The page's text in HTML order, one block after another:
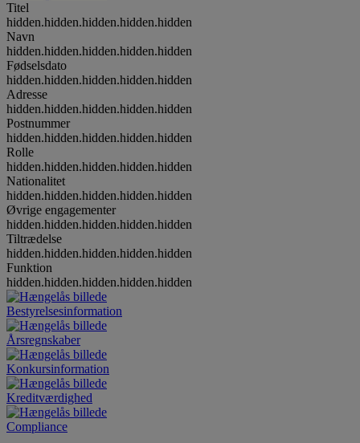
Titel
hidden.hidden.hidden.hidden.hidden
Navn
hidden.hidden.hidden.hidden.hidden
Fødselsdato
hidden.hidden.hidden.hidden.hidden
Adresse
hidden.hidden.hidden.hidden.hidden
Postnummer
hidden.hidden.hidden.hidden.hidden
Rolle
hidden.hidden.hidden.hidden.hidden
Nationalitet
hidden.hidden.hidden.hidden.hidden
Øvrige engagementer
hidden.hidden.hidden.hidden.hidden
Tiltrædelse
hidden.hidden.hidden.hidden.hidden
Funktion
hidden.hidden.hidden.hidden.hidden
Bestyrelsesinformation
Årsregnskaber
Konkursinformation
Kreditværdighed
Compliance